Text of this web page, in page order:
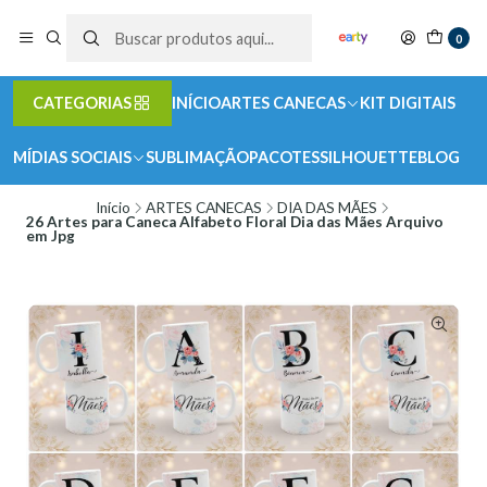
0
CATEGORIAS INÍCIOARTES CANECAS KIT DIGITAIS
MÍDIAS SOCIAIS SUBLIMAÇÃOPACOTESSILHOUETTEBLOG
Início ARTES CANECAS
DIA DAS MÃES
26 Artes para Caneca Alfabeto Floral Dia das Mães Arquivo
em Jpg